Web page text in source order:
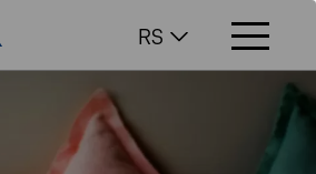
RS